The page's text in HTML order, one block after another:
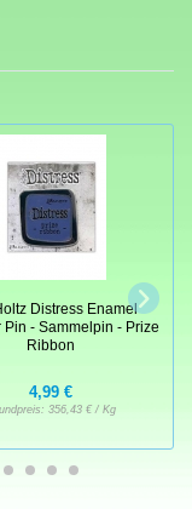
Distress Enamel
Pin - Sammelpin - Prize
Ribbon
4,99 €
356,43 € / Kg